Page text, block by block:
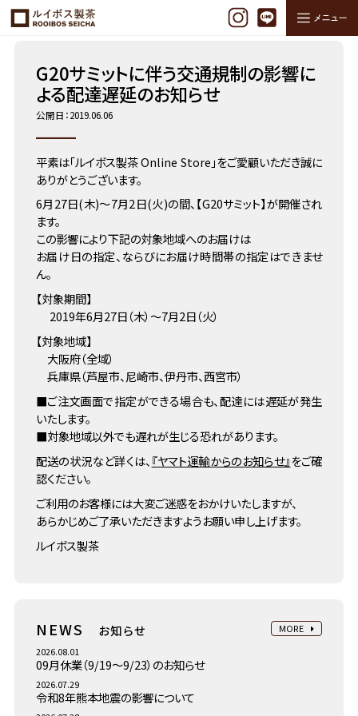
ホーム NEWS G20サミットに伴う交通規制の影響による…
G20サミットに伴う交通規制の影響に
よる配達遅延のお知らせ
公開日：2019.06.06
平素は「ルイボス製茶 Online Store」をご愛顧いただき誠に
ありがとうございます。
6月27日(木)～7月2日(火)の間、【G20サミット】が開催され
ます。
この影響により下記の対象地域へのお届けは
お届け日の指定、ならびにお届け時間帯の指定はできませ
ん。
【対象期間】
2019年6月27日（木）～7月2日（火）
【対象地域】
大阪府（全域）
兵庫県（芦屋市、尼崎市、伊丹市、西宮市）
■ご注文画面で指定ができる場合も、配達には遅延が発生
いたします。
■対象地域以外でも遅れが生じる恐れがあります。
配送の状況など詳くは、『ヤマト運輸からのお知らせ』をご確
認ください。
ご利用のお客様には大変ご迷惑をおかけいたしますが、
あらかじめご了承いただきますようお願い申し上げます。
ルイボス製茶
NEWS お知らせ
MORE
2026.08.01
09月休業（9/19～9/23）のお知らせ
2026.07.29
令和8年熊本地震の影響について